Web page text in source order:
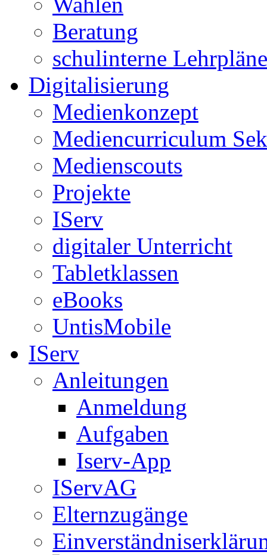
Beratung
schulinterne Lehrpläne
Digitalisierung
Medienkonzept
Mediencurriculum
Medienscouts
Projekte
IServ
digitaler Unterricht
Tabletklassen
eBooks
UntisMobile
IServ
Anleitungen
Anmeldung
Aufgaben
Iserv-App
IServAG
Elternzugänge